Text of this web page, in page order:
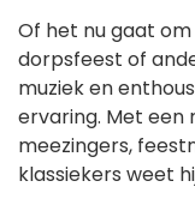
Of het nu gaat
dorpsfeest of
muziek en
ervaring. Met een
meezingers,
klassiekers weet